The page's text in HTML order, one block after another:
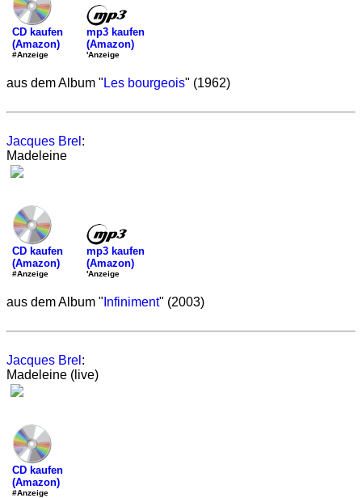
CD kaufen
(Amazon)
#Anzeige
mp3 kaufen
(Amazon)
'Anzeige
aus dem Album " Les bourgeois" (1962)
Jacques Brel :
Madeleine
CD kaufen
(Amazon)
#Anzeige
mp3 kaufen
(Amazon)
'Anzeige
aus dem Album " Infiniment" (2003)
Jacques Brel :
Madeleine (live)
CD kaufen
(Amazon)
#Anzeige